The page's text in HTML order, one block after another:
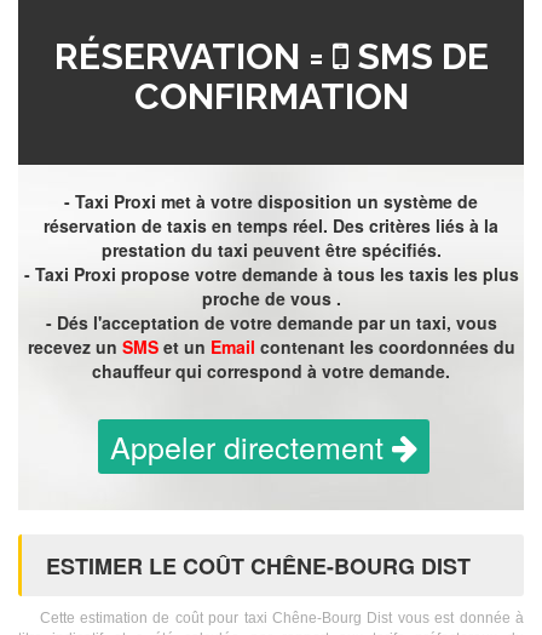
RÉSERVATION =
SMS DE
CONFIRMATION
- Taxi Proxi met à votre disposition un système de
réservation de taxis en temps réel. Des critères liés à la
prestation du taxi peuvent être spécifiés.
- Taxi Proxi propose votre demande à tous les taxis les plus
proche de vous .
- Dés l'acceptation de votre demande par un taxi, vous
recevez un SMSet un Email contenant les coordonnées du
chauffeur qui correspond à votre demande.
Appeler directement
ESTIMER LE COÛT CHÊNE-BOURG DIST
Cette estimation de coût pour taxi Chêne-Bourg Dist vous est donnée à